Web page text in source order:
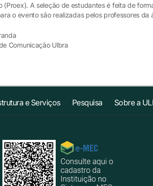
(Proex). A seleção de estudantes é feita de
o evento são realizadas pelos professores da
Comunicação Ulbra
e Serviços Pesquisa Sobre a